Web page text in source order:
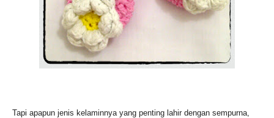
Tapi apapun jenis kelaminnya yang penting lahir dengan sempurna,